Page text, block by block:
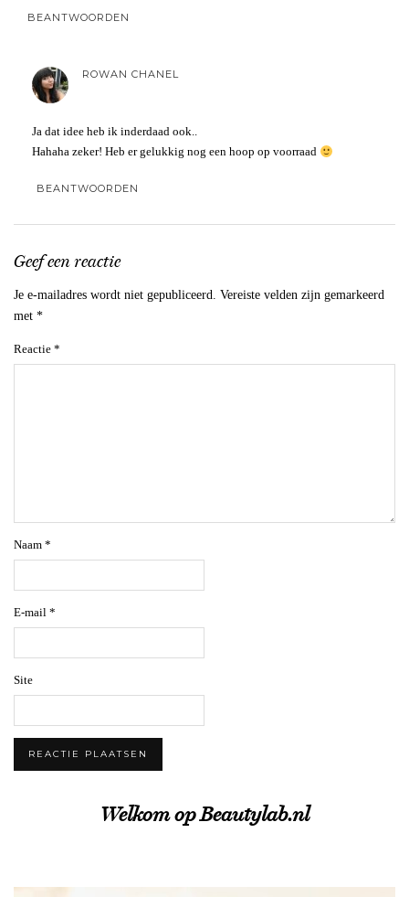
BEANTWOORDEN
ROWAN CHANEL
Ja dat idee heb ik inderdaad ook..
Hahaha zeker! Heb er gelukkig nog een hoop op voorraad
BEANTWOORDEN
Geef een reactie
Je e-mailadres wordt niet gepubliceerd. Vereiste velden zijn gemarkeerd
met *
Reactie *
Naam *
E-mail *
Site
Welkom op Beautylab.nl